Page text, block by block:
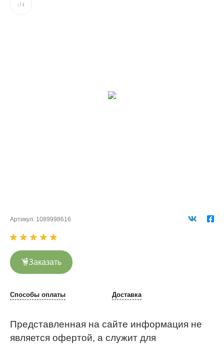
Артикул: 1089998616
Заказать
Способы оплаты Доставка
Представленная на сайте информация не
является офертой, а служит для